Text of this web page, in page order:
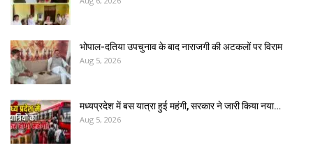
भोपाल-दतिया उपचुनाव के बाद नाराजगी की अटकलों पर विराम
Aug 5, 2026
मध्यप्रदेश में बस यात्रा हुई महंगी, सरकार ने जारी किया नया…
Aug 5, 2026